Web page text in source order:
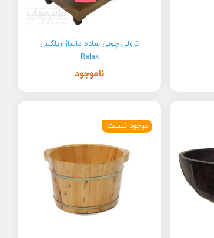
ترولی چوبی ساده ماساژ ریلکس
Relax
ناموجود
موجود نیست!